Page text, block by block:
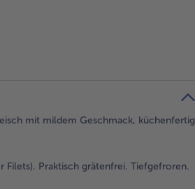
mit mildem Geschmack, küchenfertig
Filets). Praktisch grätenfrei. Tiefgefroren.